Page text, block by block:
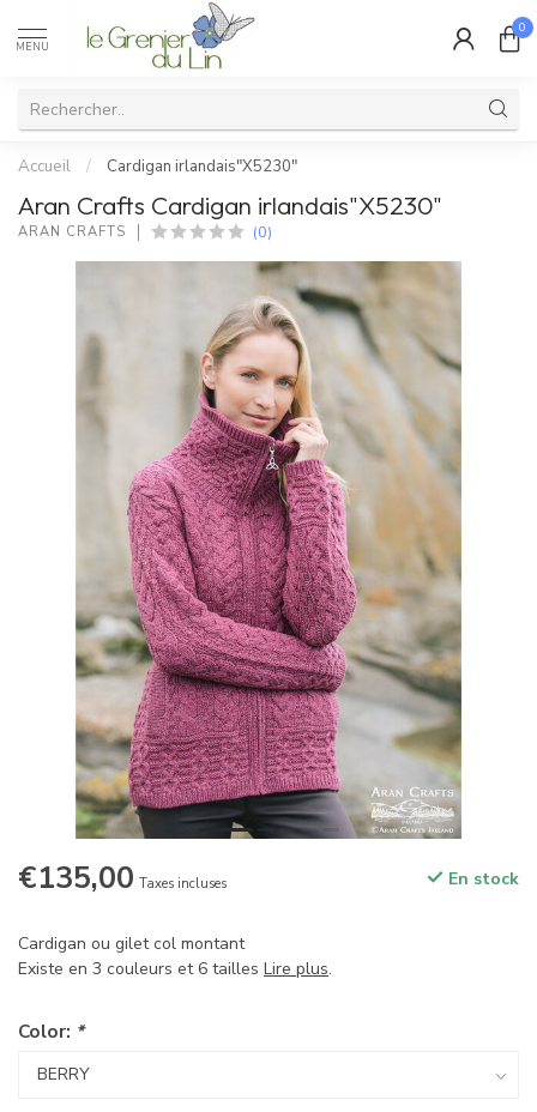
MENU
0
Accueil / Cardigan irlandais"X5230"
Aran Crafts Cardigan irlandais"X5230"
ARAN CRAFTS (0)
€135,00 Taxes incluses En stock
Cardigan ou gilet col montant
Existe en 3 couleurs et 6 tailles Lire plus.
Color: *